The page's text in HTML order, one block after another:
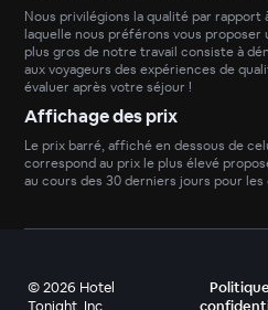
Nous privilégions la qualité par rapport
laquelle nous préférons vous proposer
plus gros de notre travail consiste à
aux voyageurs des expériences de
évaluer après votre séjour !
Affichage des prix
Le prix barré, affiché en dessous de
correspond au prix le plus élevé
au cours des 30 derniers jours pour
©2026 Hotel
Tonight, Inc